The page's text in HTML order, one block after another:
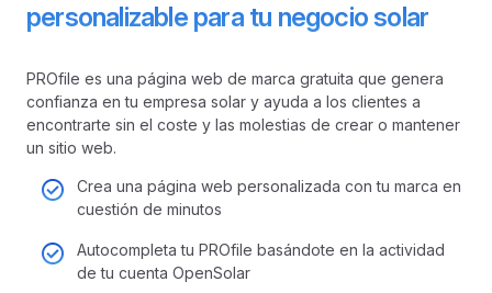
personalizable para tu negocio solar
PROfile es una página web de marca gratuita que genera
confianza en tu empresa solar y ayuda a los clientes a
encontrarte sin el coste y las molestias de crear o mantener
un sitio web.
Crea una página web personalizada con tu marca en
cuestión de minutos
Autocompleta tu PROfile basándote en la actividad
de tu cuenta OpenSolar